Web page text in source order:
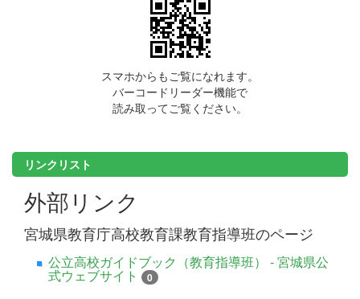
スマホからもご覧になれます。
バーコードリーダー機能で
読み取ってご覧ください。
リンクリスト
外部リンク
宮城県教育庁高校教育課教育指導班のページ
公立高校ガイドブック（教育指導班） - 宮城県公
式ウェブサイト 0